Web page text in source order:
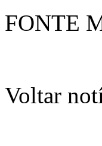
FONTE
Voltar